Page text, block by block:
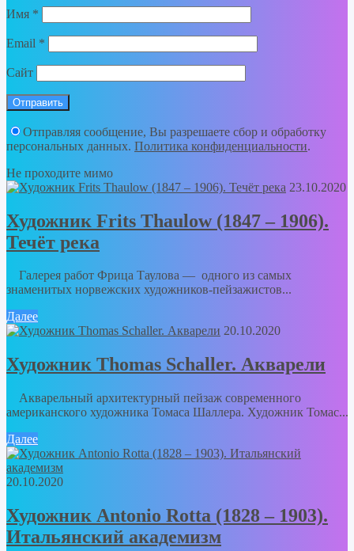
Имя *
Email *
Сайт
Отправляя сообщение, Вы разрешаете сбор и обработку
персональных данных. Политика конфиденциальности.
Не проходите мимо
23.10.2020
Художник Frits Thaulow (1847 – 1906).
Течёт река
Галерея работ Фрица Таулова — одного из самых
знаменитых норвежских художников-пейзажистов...
Далее
20.10.2020
Художник Thomas Schaller. Акварели
Акварельный архитектурный пейзаж современного
американского художника Томаса Шаллера. Художник Томас...
Далее
20.10.2020
Художник Antonio Rotta (1828 – 1903).
Итальянский академизм